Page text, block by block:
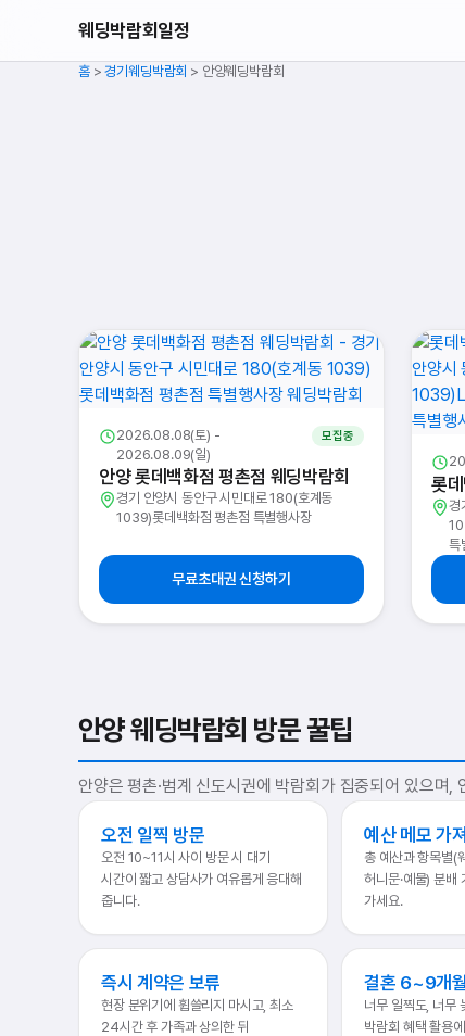
웨딩박람회일정
홈>경기웨딩박람회 > 안양웨딩박람회
2026.08.08(토) -
2026.08.09(일)
모집중
안양 롯데백화점 평촌점 웨딩박람회
경기 안양시 동안구 시민대로 180(호계동
1039)롯데백화점 평촌점 특별행사장
무료초대권 신청하기
롯
경
특
안양 웨딩박람회 방문 꿀팁
안양은 평촌·범계 신도시권에 박람회가 집중되어 있으며,
오전 일찍 방문
오전 10~11시 사이 방문 시 대기
시간이 짧고 상담사가 여유롭게 응대해
줍니다.
예산 메모 가
총 예산과 항목별(
허니문·예물) 분배
가세요.
즉시 계약은 보류
현장 분위기에 휩쓸리지 마시고, 최소
24시간 후 가족과 상의한 뒤
결혼 6~9개
너무 일찍도, 너무
박람회 혜택 활용